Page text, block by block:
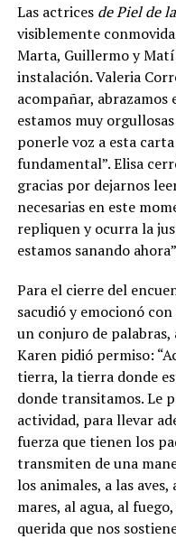
Las actrices de Piel de
visiblemente
Marta, Guillermo y
instalación. Valeria
acompañar, abrazamos
estamos muy
ponerle voz a esta
fundamental”. Elisa
gracias por dejarnos
necesarias en este
repliquen y ocurra la
estamos sanando
Para el cierre del
sacudió y emocionó
un conjuro de
Karen pidió permiso:
tierra, la tierra donde
donde transitamos. Le
actividad, para llevar
fuerza que tienen los
transmiten de una
los animales, a las
mares, al agua, al
querida que nos